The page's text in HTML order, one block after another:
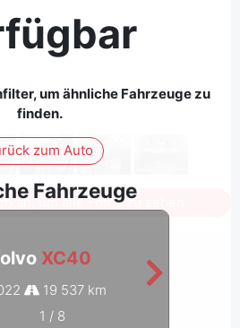
um ähnliche Fahrzeuge zu
finden.
zum Auto
Fahrzeuge
XC40
19 537 km
1 / 8
an, um alle Fotos zu sehen